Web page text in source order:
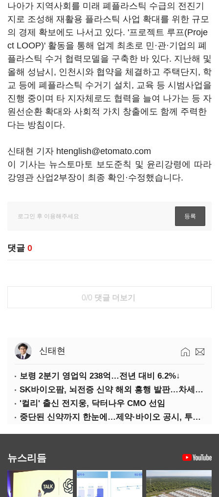
나아가 지역사회를 미래 폐플라스틱 수급의 전진기
지로 조성해 재활용 플라스틱 사업 확대를 위한 규모
의 경제 확보에도 나서고 있다. '프로젝트 루프(Proje
ct LOOP)' 활동을 통해 업계 최초로 민·관·기업의 폐
플라스틱 수거 협력모델을 구축한 바 있다. 지난해 및
올해 성남시, 인천시와 협약을 체결하고 주택단지, 학
교 등에 폐플라스틱 수거기 설치, 교육 등 시범사업을
진행 중이며 타 지자체로도 협력을 늘여 나가는 등 자
원선순환 확대와 사회적 가치 창출에도 함께 주력한
다는 방침이다.
신태현 기자 htenglish@etomato.com
이 기사는 뉴스토마토 보도준칙 및 윤리강령에 따라
강영관 산업2부장이 최종 확인·수정했습니다.
댓글 0
0/0 댓글 더보기
신태현
보령 2분기 영업익 238억…전년 대비 6.2%↓
SK바이오팜, 뇌전증 신약 해외 흥행 발판…차세대 신약 개발 속도
'컬리' 출신 전지웅, 닥터나우 CMO 선임
중단된 신약까지 한눈에…제약·바이오 공시, 투명해진다
뉴스리듬